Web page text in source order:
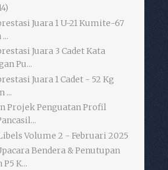
Juara 1 U-21 Kumite-67
Juara 3 Cadet Kata
Pu...
Juara 1 Cadet - 52 Kg
...
Projek Penguatan Profil
Volume 2 - Februari 2025
Bendera & Penutupan
K...